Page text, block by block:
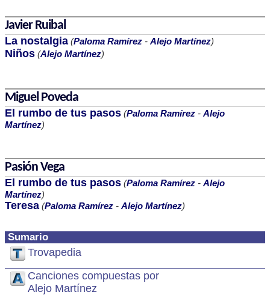
Sumario
Trovapedia
Canciones compuestas por
Alejo Martínez
Javier Ruibal
La nostalgia (Paloma Ramírez - Alejo Martínez)
Niños (Alejo Martínez)
Miguel Poveda
El rumbo de tus pasos (Paloma Ramírez - Alejo
Martínez)
Pasión Vega
El rumbo de tus pasos (Paloma Ramírez - Alejo
Martínez)
Teresa (Paloma Ramírez - Alejo Martínez)